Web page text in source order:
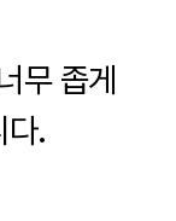
무 좁게
다.